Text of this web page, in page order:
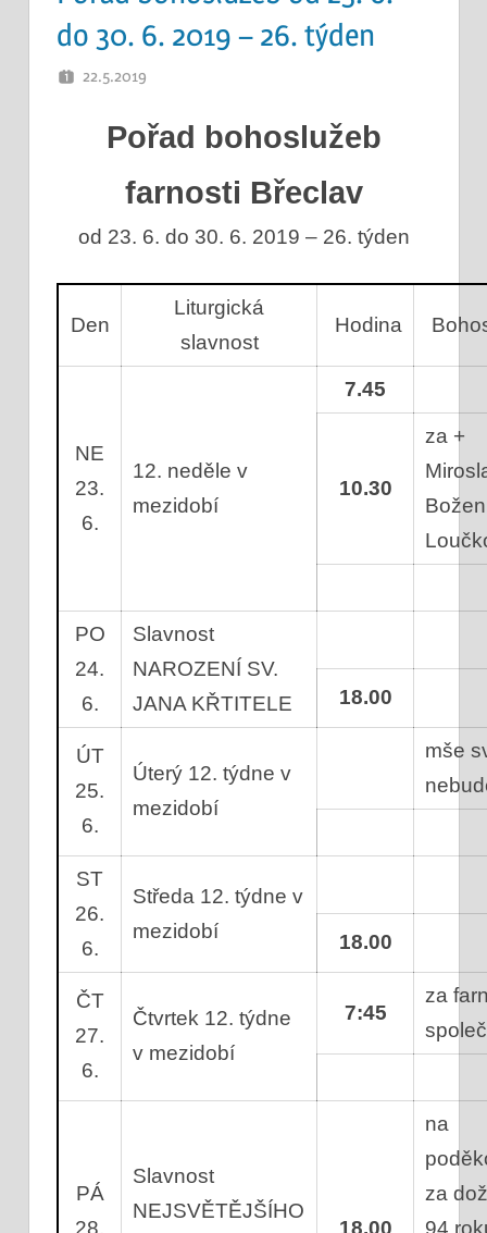
do 30. 6. 2019 – 26. týden
22.5.2019
Pořad bohoslužeb
farnosti Břeclav
od 23. 6. do 30. 6. 2019 – 26. týden
Den
Liturgická
slavnost
Hodina
NE
23.
6.
12. neděle v
mezidobí
7.45
10.30
za +
PO
24.
6.
Slavnost
NAROZENÍ SV.
JANA KŘTITELE
18.00
ÚT
25.
6.
Úterý 12. týdne v
mezidobí
mše
ST
26.
6.
Středa 12. týdne v
mezidobí
18.00
ČT
27.
6.
Čtvrtek 12. týdne
v mezidobí
7:45
za
PÁ
28.
Slavnost
NEJSVĚTĚJŠÍHO
18.00
na
za
94